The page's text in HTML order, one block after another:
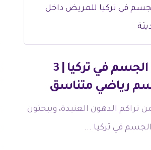
ميزات نحت الجسم في تركيا | 3
رياضي متناسق
تراكم الدهون العنيدة، ويبحثون
في تركيا ...